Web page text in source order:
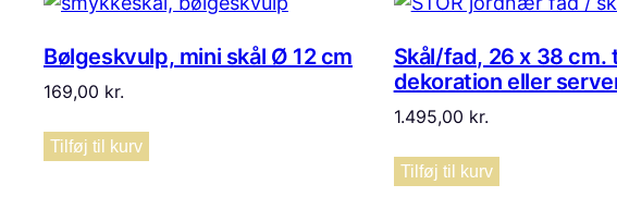
seneste
Bølgeskvulp, mini skål Ø 12 cm
169,00 kr.
Tilføj til kurv
Skål/fad, 26 x 38 cm.
dekoration eller
1.495,00 kr.
Tilføj til kurv